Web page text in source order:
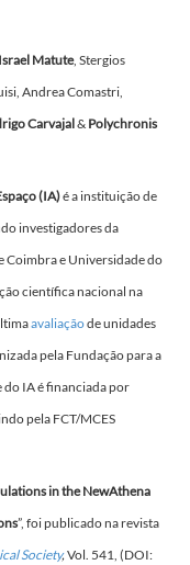
Israel Matute, Stergios
Andrea Comastri,
Carvajal& Polychronis
(IA)é a instituição de
investigadores da
Coimbra e Universidade do
científica nacional na
avaliaçãode unidades
pela Fundação para a
do IA é financiada por
pela FCT/MCES
in the NewAthena
”, foi publicado na revista
Society,Vol. 541, (DOI: